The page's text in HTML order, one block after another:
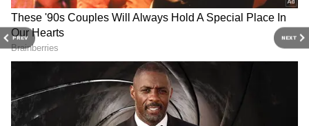
PREV NEXT
8
Image Credit : Instagram